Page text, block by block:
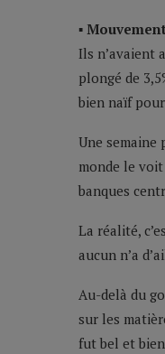
▪
Ils n’avaient
plongé de
bien naïf
Une semaine
monde le
banques
La réalité,
aucun n’a
Au-delà du
sur les
fut bel et